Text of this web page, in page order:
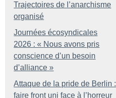
Trajectoires de l’anarchisme
organisé
Journées écosyndicales
2026 : « Nous avons pris
conscience d’un besoin
d’alliance »
Attaque de la pride de Berlin :
faire front uni face à l’horreur